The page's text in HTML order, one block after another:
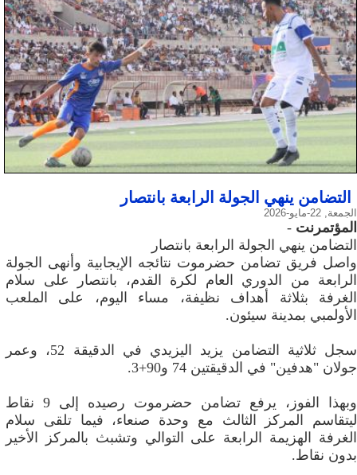
التضامن ينهي الجولة الرابعة بانتصار
الجمعة, 22-مايو-2026
المؤتمرنت -
التضامن ينهي الجولة الرابعة بانتصار
واصل فريق تضامن حضرموت نتائجه الإيجابية وأنهى الجولة
الرابعة من الدوري العام لكرة القدم، بانتصار على سلام
الغرفة بثلاثة أهداف نظيفة، مساء اليوم، على الملعب
الأولمبي بمدينة سيئون.
سجل ثلاثية التضامن يزيد اليزيدي في الدقيقة 52، وعمر
جولان "هدفين" في الدقيقتين 74 و90+3.
وبهذا الفوز، يرفع تضامن حضرموت رصيده إلى 9 نقاط
ليتقاسم المركز الثالث مع وحدة صنعاء، فيما تلقى سلام
الغرفة الهزيمة الرابعة على التوالي وتشبث بالمركز الأخير
بدون نقاط.